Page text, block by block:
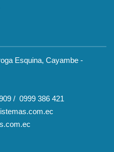
Esquina, Cayambe -
/ 0999 386 421